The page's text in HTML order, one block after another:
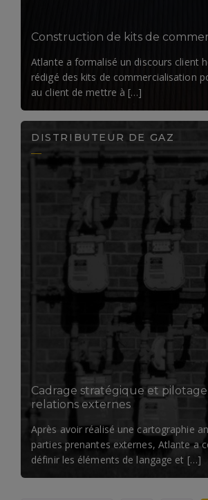
Construction de kits de
Atlante a formalisé un discours client
rédigé des kits de commercialisation
au client de mettre à […]
DISTRIBUTEUR DE GAZ
Cadrage stratégique et
relations externes
Après avoir réalisé une cartographie
parties prenantes externes, Atlante a
définir les éléments de langage et […]